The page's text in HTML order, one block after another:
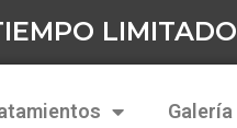
LIMITADO
Galería